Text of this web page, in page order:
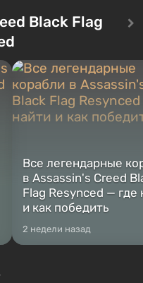
76, первого среди
Оно же, по задумке
первым после того, как на
Америку упадут ядерные
Место действия Fallout...
Black Flag
Все легендарные
в Assassin's Creed
Flag Resynced — где
и как победить
2 недели назад